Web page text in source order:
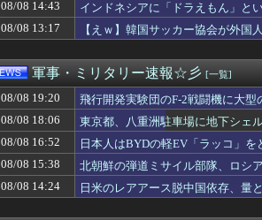
蓮舫議員「蓮舫だから叩いていい、との報道に
軽自動車に”軽油”を入れちゃ絶対ダメ～！ セル
当然4強もだろ 〜 日本人主審も該当か 韓国
【悲報】ドン・キホーテ、『悲惨な状態』になっ
お前らずっと「今PC買うのは時期が悪い」って
左翼市民団体、広島では通用せず「人殺しの汚
中2男子、野球部の練習中に頭部を強打しCT検
【悲報】中道・立憲・公明が合流めぐり食い違
俺ニート親から20万円就活費として貰う
【悲報】22歳女性、通りすがりの女子中学生に
高市総理「物価上昇を上回る賃上げを日本に定
寺田心さん、究極進化
08/08 14:43
インドネシアに「ドラえもん」と
08/08 13:17
【えｗ】韓国サッカー協会が外
軍事・ミリタリー速報☆彡 [一覧]
08/08 19:20
飛行開発実験団のF-2戦闘機に大
08/08 18:06
東京都、八重洲駐車場に地下シェ
08/08 16:52
日本人はBYDの軽EV「ラッコ」
08/08 15:38
北朝鮮の弾道ミサイル部隊、ロシ
08/08 14:24
日米のレアアース脱中国依存、量